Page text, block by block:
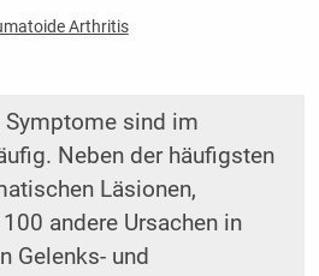
Arthritis
sind im
Neben der häufigsten
Läsionen,
andere Ursachen in
Gelenks- und